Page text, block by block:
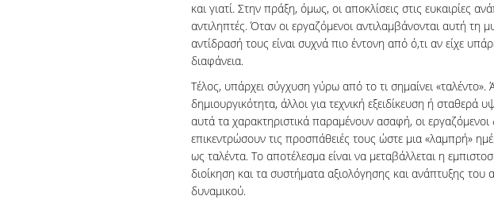
και γιατί. Στην πράξη, όμως, οι αποκλίσεις στις ευκαιρίες
αντιληπτές. Όταν οι εργαζόμενοι αντιλαμβάνονται αυτή τη
αντίδρασή τους είναι συχνά πιο έντονη από ό,τι αν είχε
διαφάνεια.
Τέλος, υπάρχει σύγχυση γύρω από το τι σημαίνει «ταλέντο».
δημιουργικότητα, άλλοι για τεχνική εξειδίκευση ή
αυτά τα χαρακτηριστικά παραμένουν ασαφή, οι
επικεντρώσουν τις προσπάθειές τους ώστε μια «λαμπρή»
ως ταλέντα. Το αποτέλεσμα είναι να μεταβάλλεται η
διοίκηση και τα συστήματα αξιολόγησης και ανάπτυξης του
δυναμικού.